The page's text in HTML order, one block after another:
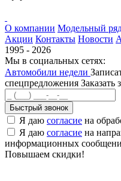
О компании Модельный
Акции Контакты Новости
1995 - 2026
Мы в социальных сетях:
Автомобили недели
спецпредложения Заказать
Быстрый звонок
Я даю согласие на
Я даю согласие на
информационных
Повышаем скидки!